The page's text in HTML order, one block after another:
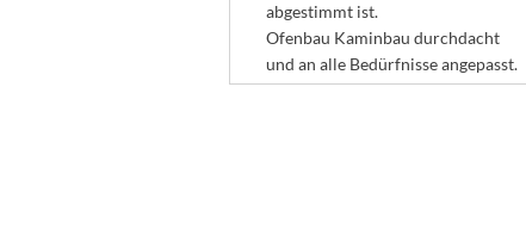
abgestimmt ist.
Ofenbau Kaminbau durchdacht
und an alle Bedürfnisse angepasst.